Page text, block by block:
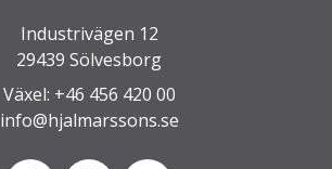
Industrivägen 12
29439 Sölvesborg
Växel: +46 456 420 00
info@hjalmarssons.se